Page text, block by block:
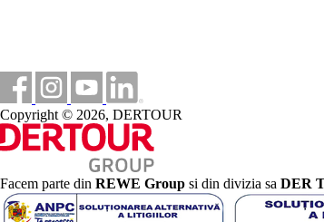
Copyright © 2026, DERTOUR
Facem parte din REWE Group si din divizia sa DER